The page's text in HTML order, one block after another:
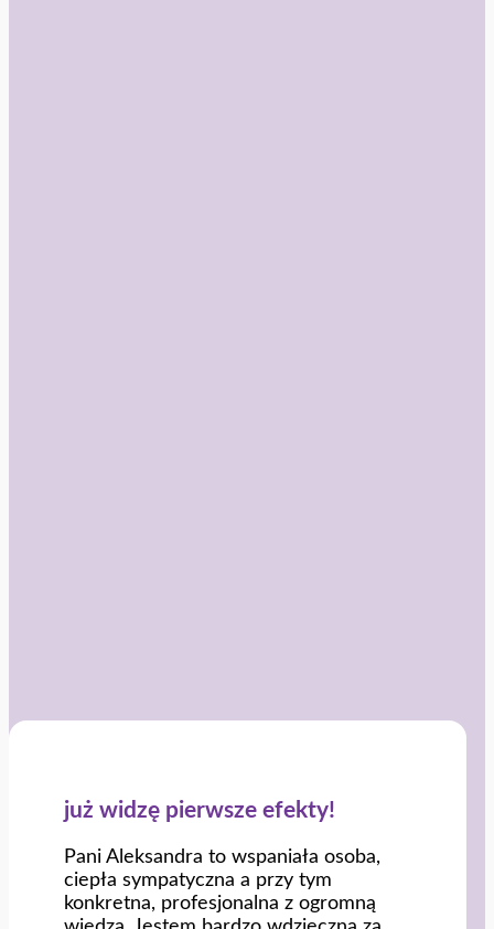
już widzę pierwsze efekty!
Pani Aleksandra to wspaniała osoba,
ciepła sympatyczna a przy tym
konkretna, profesjonalna z ogromną